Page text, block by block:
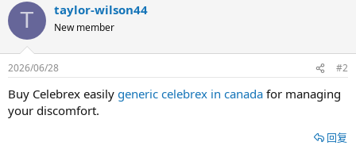
T taylor-wilson44
New member
2026/06/28 #2
Buy Celebrex easily generic celebrex in canada for managing
your discomfort.
回复